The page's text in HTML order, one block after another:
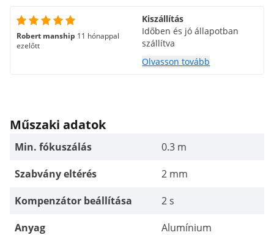
Robert manship 11 hónappal
ezelőtt
Kiszállítás
Időben és jó állapotban
szállítva
Olvasson tovább
Műszaki adatok
Min. fókuszálás
0.3 m
Szabvány eltérés
2 mm
Kompenzátor beállítása
2 s
Anyag
Alumínium